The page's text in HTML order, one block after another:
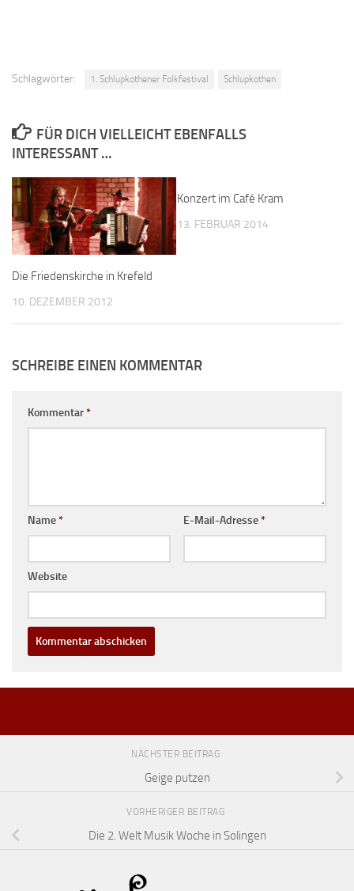
Schlagwörter: 1. Schlupkothener Folkfestival Schlupkothen
FÜR DICH VIELLEICHT EBENFALLS
INTERESSANT …
Die Friedenskirche in Krefeld
10. DEZEMBER 2012
Konzert im Café Kram
13. FEBRUAR 2014
SCHREIBE EINEN KOMMENTAR
Kommentar*
Name* E-Mail-Adresse*
Website
NÄCHSTER BEITRAG
Geige putzen
VORHERIGER BEITRAG
Die 2. Welt Musik Woche in Solingen